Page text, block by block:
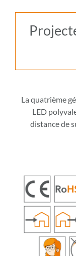
La quatrième
LED
distance de